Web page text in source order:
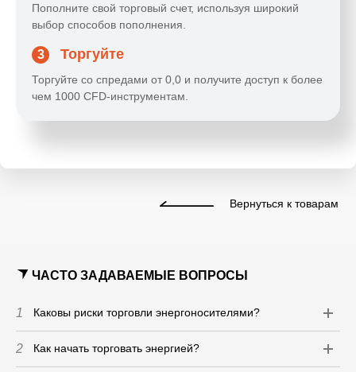
Пополните свой торговый счет, используя широкий
выбор способов пополнения.
3 Торгуйте
Торгуйте со спредами от 0,0 и получите доступ к более
чем 1000 CFD-инструментам.
Вернуться к товарам
ЧАСТО ЗАДАВАЕМЫЕ ВОПРОСЫ
1 Каковы риски торговли энергоносителями?
2 Как начать торговать энергией?